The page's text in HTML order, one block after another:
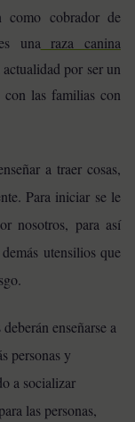
como cobrador de
una raza canina
por ser un
las familias con
a traer cosas,
Para iniciar se le
nosotros, para así
utensilios que
enseñarse a
personas y
a socializar
las personas,